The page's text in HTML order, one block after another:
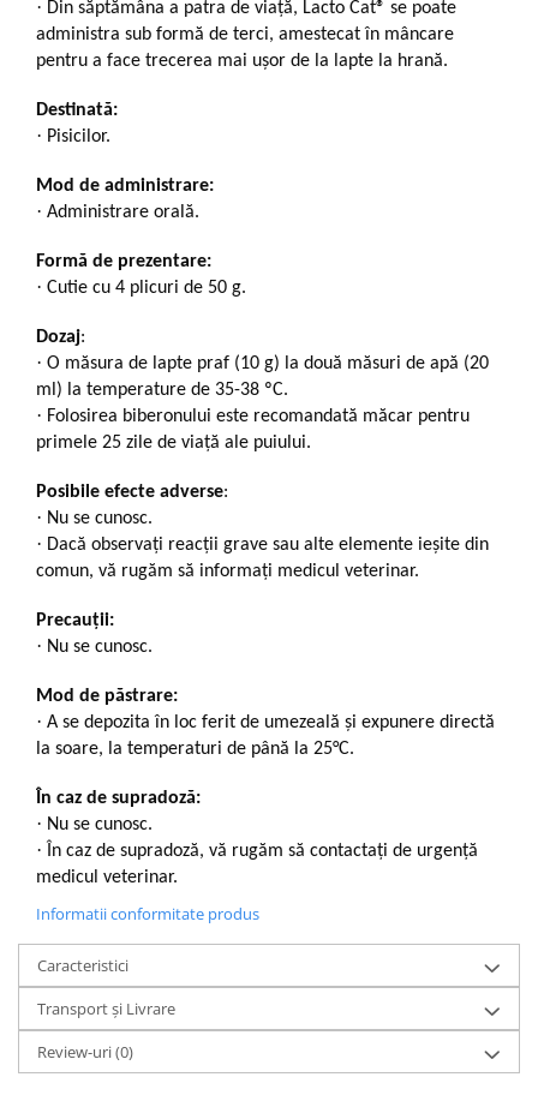
· Din săptămâna a patra de viață, Lacto Cat® se poate
administra sub formă de terci, amestecat în mâncare
pentru a face trecerea mai ușor de la lapte la hrană.
Destinată:
· Pisicilor.
Mod de administrare:
· Administrare orală.
Formă de prezentare:
· Cutie cu 4 plicuri de 50 g.
Dozaj:
· O măsura de lapte praf (10 g) la două măsuri de apă (20
ml) la temperature de 35-38 ºC.
· Folosirea biberonului este recomandată măcar pentru
primele 25 zile de viață ale puiului.
Posibile efecte adverse:
· Nu se cunosc.
· Dacă observaţi reacţii grave sau alte elemente ieșite din
comun, vă rugăm să informați medicul veterinar.
Precauții:
· Nu se cunosc.
Mod de păstrare:
· A se depozita în loc ferit de umezeală și expunere directă
la soare, la temperaturi de până la 25°C.
În caz de supradoză:
· Nu se cunosc.
· În caz de supradoză, vă rugăm să contactați de urgență
medicul veterinar.
Informatii conformitate produs
Caracteristici
Transport și Livrare
Review-uri(0)